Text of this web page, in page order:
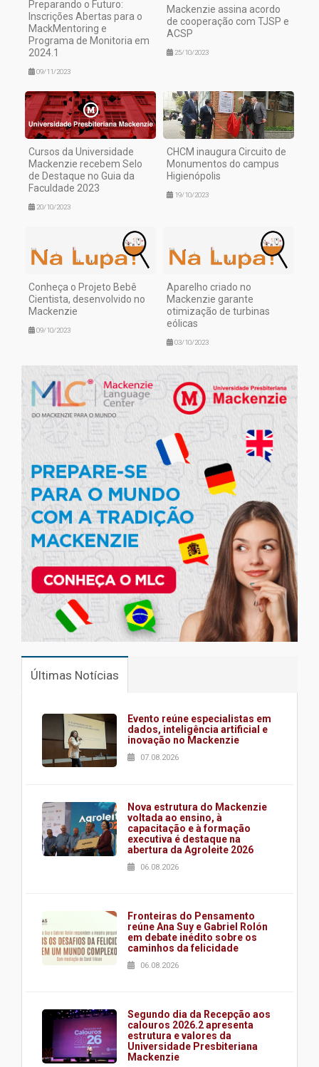
Preparando o Futuro:
Inscrições Abertas para o
MackMentoring e
Programa de Monitoria em
2024.1
09/11/2023
Mackenzie assina acordo
de cooperação com TJSP e
ACSP
25/10/2023
Cursos da Universidade
Mackenzie recebem Selo
de Destaque no Guia da
Faculdade 2023
20/10/2023
CHCM inaugura Circuito de
Monumentos do campus
Higienópolis
19/10/2023
Conheça o Projeto Bebê
Cientista, desenvolvido no
Mackenzie
09/10/2023
Aparelho criado no
Mackenzie garante
otimização de turbinas
eólicas
03/10/2023
Últimas Notícias
Evento reúne especialistas em
dados, inteligência artificial e
inovação no Mackenzie
07.08.2026
Nova estrutura do Mackenzie
voltada ao ensino, à
capacitação e à formação
executiva é destaque na
abertura da Agroleite 2026
06.08.2026
Fronteiras do Pensamento
reúne Ana Suy e Gabriel Rolón
em debate inédito sobre os
caminhos da felicidade
06.08.2026
Segundo dia da Recepção aos
calouros 2026.2 apresenta
estrutura e valores da
Universidade Presbiteriana
Mackenzie